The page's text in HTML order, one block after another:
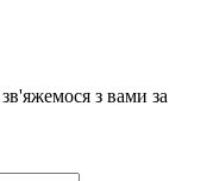
з вами за